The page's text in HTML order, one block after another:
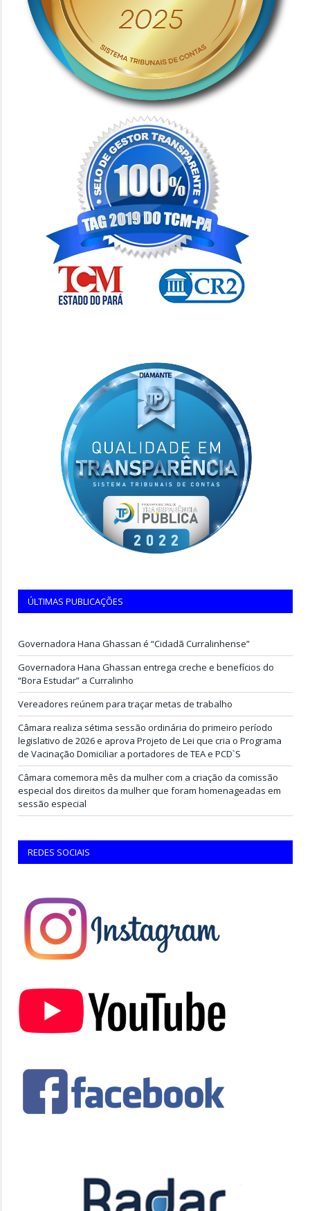
ÚLTIMAS PUBLICAÇÕES
Governadora Hana Ghassan é “Cidadã Curralinhense”
Governadora Hana Ghassan entrega creche e benefícios do
“Bora Estudar” a Curralinho
Vereadores reúnem para traçar metas de trabalho
Câmara realiza sétima sessão ordinária do primeiro período
legislativo de 2026 e aprova Projeto de Lei que cria o Programa
de Vacinação Domiciliar a portadores de TEA e PCD`S
Câmara comemora mês da mulher com a criação da comissão
especial dos direitos da mulher que foram homenageadas em
sessão especial
REDES SOCIAIS